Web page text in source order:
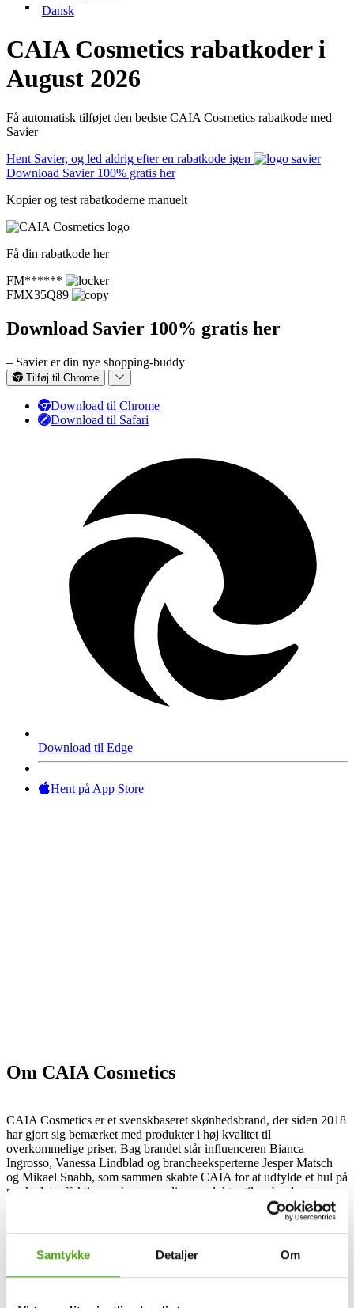
Samtykke Detaljer Om
Dansk
CAIA Cosmetics rabatkoder i
August 2026
Få automatisk tilføjet den bedste CAIA Cosmetics rabatkode med
Savier
Hent Savier, og led aldrig efter en rabatkode igen
Download Savier 100% gratis her
Kopier og test rabatkoderne manuelt
Få din rabatkode her
FM******
FMX35Q89
Download Savier 100% gratis her
– Savier er din nye shopping-buddy
Tilføj til Chrome
Download til Chrome
Download til Safari
Download til Edge
Hent på App Store
Om CAIA Cosmetics
CAIA Cosmetics er et svenskbaseret skønhedsbrand, der siden 2018
har gjort sig bemærket med produkter i høj kvalitet til
overkommelige priser. Bag brandet står influenceren Bianca
Ingrosso, Vanessa Lindblad og brancheeksperterne Jesper Matsch
og Mikael Snabb, som sammen skabte CAIA for at udfylde et hul på
markedet: effektive og brugervenlige produkter til en bred
Bianca Ingrosso har været en offentlig frontfigur i Norden i mange
år og har opbygget en enorm følgerskare takket være sin ærlige og
personlige tilgang til skønhed. Hendes passion for makeup går langt
tilbage og udspringer af hendes opvækst i tv- og teatermiljøet, hvor
forener hun sin erfaring og passion for makeup med ambitionen om